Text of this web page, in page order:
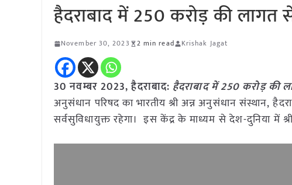
हैदराबाद में 250 करोड़ की लागत से
November 30, 2023 2 min read Krishak Jagat
30 नवम्बर 2023,हैदराबाद: हैदराबाद में 250 करोड़ की
अनुसंधान परिषद का भारतीय श्री अन्न अनुसंधान संस्थान,
सर्वसुविधायुक्त रहेगा। इस केंद्र के माध्यम से देश-दुनिया में